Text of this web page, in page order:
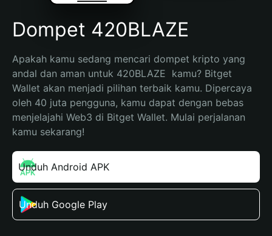
Dompet 420BLAZE
Apakah kamu sedang mencari dompet kripto yang
andal dan aman untuk 420BLAZE  kamu? Bitget
Wallet akan menjadi pilihan terbaik kamu. Dipercaya
oleh 40 juta pengguna, kamu dapat dengan bebas
menjelajahi Web3 di Bitget Wallet. Mulai perjalanan
kamu sekarang!
Unduh Android APK
Unduh Google Play